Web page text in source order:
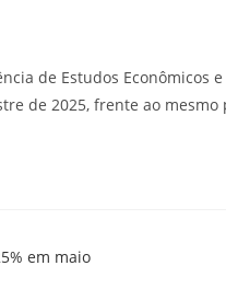
de Estudos Econômicos
de 2025, frente ao